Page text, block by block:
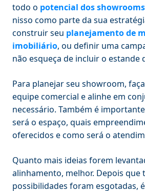
todo o potencial dos showrooms
nisso como parte da sua
construir seu planejamento de
imobiliário, ou definir uma
não esqueça de incluir o estande
Para planejar seu showroom,
equipe comercial e alinhe em
necessário. Também é
será o espaço, quais
oferecidos e como será o
Quanto mais ideias forem
alinhamento, melhor. Depois que
possibilidades foram esgotadas,